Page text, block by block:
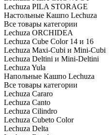
Lechuza PILA STORAGE
Настольные Кашпо Lechuza
Все товары категории
Lechuza ORCHIDEA
Lechuza Cube Color 14 и 16
Lechuza Maxi-Cubi и Mini-Cubi
Lechuza Deltini и Mini-Deltini
Lechuza Yula
Напольные Кашпо Lechuza
Все товары категории
Lechuza Cararo
Lechuza Canto
Lechuza Cilindro
Lechuza Cubeto Color
Lechuza Delta